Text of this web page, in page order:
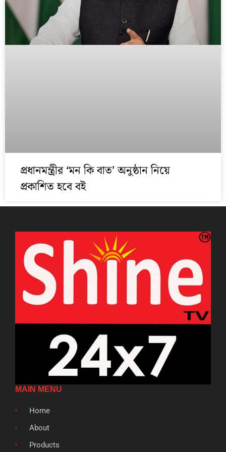
প্রধানমন্ত্রীর ‘মন কি বাত’ অনুষ্ঠান নিয়ে
প্রকাশিত হবে বই
MAIN MENU
Home
About
Products